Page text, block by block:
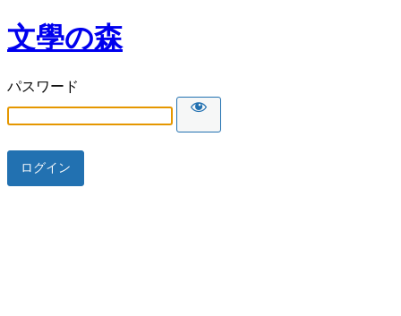
文學の森
パスワード